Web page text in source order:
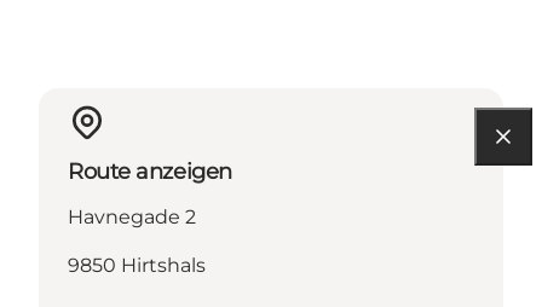
Route anzeigen
Havnegade 2
9850 Hirtshals